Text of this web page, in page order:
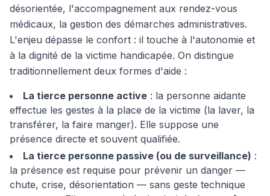
désorientée, l'accompagnement aux rendez-vous
médicaux, la gestion des démarches administratives.
L'enjeu dépasse le confort : il touche à l'autonomie et
à la dignité de la victime handicapée. On distingue
traditionnellement deux formes d'aide :
La tierce personne active : la personne aidante
effectue les gestes à la place de la victime (la laver, la
transférer, la faire manger). Elle suppose une
présence directe et souvent qualifiée.
La tierce personne passive (ou de surveillance) :
la présence est requise pour prévenir un danger —
chute, crise, désorientation — sans geste technique